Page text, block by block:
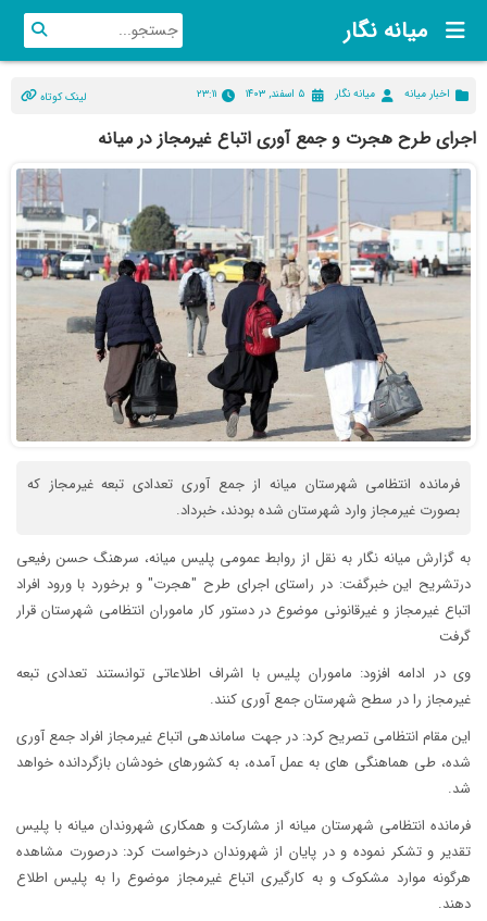
میانه نگار
اخبار میانه میانه نگار ۵ اسفند, ۱۴۰۳ ۲۳:۱۱ لینک کوتاه
اجرای طرح هجرت و جمع آوری اتباع غیرمجاز در میانه
فرمانده انتظامی شهرستان میانه از جمع آوری تعدادی تبعه غیرمجاز که
بصورت غیرمجاز وارد شهرستان شده بودند، خبرداد.
به گزارش میانه نگار به نقل از روابط عمومی پلیس میانه، سرهنگ حسن رفیعی
درتشریح این خبرگفت: در راستای اجرای طرح "هجرت" و برخورد با ورود افراد
اتباع غیرمجاز و غیرقانونی موضوع در دستور کار ماموران انتظامی شهرستان قرار
گرفت
وی در ادامه افزود: ماموران پلیس با اشراف اطلاعاتی توانستند تعدادی تبعه
غیرمجاز را در سطح شهرستان جمع آوری کنند.
این مقام انتظامی تصریح کرد: در جهت ساماندهی اتباع غیرمجاز افراد جمع آوری
شده، طی هماهنگی های به عمل آمده، به کشورهای خودشان بازگردانده خواهد
شد.
فرمانده انتظامی شهرستان میانه از مشارکت و همکاری شهروندان میانه با پلیس
تقدیر و تشکر نموده و در پایان از شهروندان درخواست کرد: درصورت مشاهده
هرگونه موارد مشکوک و به کارگیری اتباع غیرمجاز موضوع را به پلیس اطلاع
دهند.